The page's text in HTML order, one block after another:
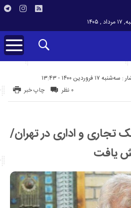
, ۱۴۰۵
۱۷ فروردین ۱۴۰۰ - ۱۳:۴۳
چاپ خبر ۰ نظر
و اداری در تهران/